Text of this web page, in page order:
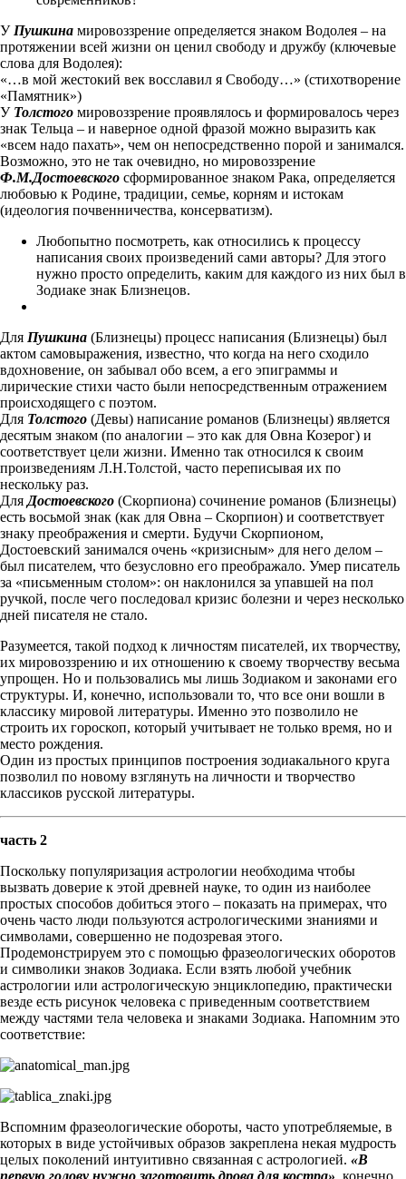
УПушкина мировоззрение определяется знаком Водолея – на
протяжении всей жизни он ценил свободу и дружбу (ключевые
слова для Водолея):
«…в мой жестокий век восславил я Свободу…» (стихотворение
«Памятник»)
УТолстого мировоззрение проявлялось и формировалось через
знак Тельца – и наверное одной фразой можно выразить как
«всем надо пахать», чем он непосредственно порой и занимался.
Возможно, это не так очевидно, но мировоззрение
Ф.М.Достоевского сформированное знаком Рака, определяется
любовью к Родине, традиции, семье, корням и истокам
(идеология почвенничества, консерватизм).
Любопытно посмотреть, как относились к процессу
написания своих произведений сами авторы? Для этого
нужно просто определить, каким для каждого из них был в
Зодиаке знак Близнецов.
Для Пушкина (Близнецы) процесс написания (Близнецы) был
актом самовыражения, известно, что когда на него сходило
вдохновение, он забывал обо всем, а его эпиграммы и
лирические стихи часто были непосредственным отражением
происходящего с поэтом.
Для Толстого (Девы) написание романов (Близнецы) является
десятым знаком (по аналогии – это как для Овна Козерог) и
соответствует цели жизни. Именно так относился к своим
произведениям Л.Н.Толстой, часто переписывая их по
нескольку раз.
Для Достоевского (Скорпиона) сочинение романов (Близнецы)
есть восьмой знак (как для Овна – Скорпион) и соответствует
знаку преображения и смерти. Будучи Скорпионом,
Достоевский занимался очень «кризисным» для него делом –
был писателем, что безусловно его преображало. Умер писатель
за «письменным столом»: он наклонился за упавшей на пол
ручкой, после чего последовал кризис болезни и через несколько
дней писателя не стало.
Разумеется, такой подход к личностям писателей, их творчеству,
их мировоззрению и их отношению к своему творчеству весьма
упрощен. Но и пользовались мы лишь Зодиаком и законами его
структуры. И, конечно, использовали то, что все они вошли в
классику мировой литературы. Именно это позволило не
строить их гороскоп, который учитывает не только время, но и
место рождения.
Один из простых принципов построения зодиакального круга
позволил по новому взглянуть на личности и творчество
классиков русской литературы.
часть 2
Поскольку популяризация астрологии необходима чтобы
вызвать доверие к этой древней науке, то один из наиболее
простых способов добиться этого – показать на примерах, что
очень часто люди пользуются астрологическими знаниями и
символами, совершенно не подозревая этого.
Продемонстрируем это с помощью фразеологических оборотов
и символики знаков Зодиака. Если взять любой учебник
астрологии или астрологическую энциклопедию, практически
везде есть рисунок человека с приведенным соответствием
между частями тела человека и знаками Зодиака. Напомним это
соответствие:
Вспомним фразеологические обороты, часто употребляемые, в
которых в виде устойчивых образов закреплена некая мудрость
целых поколений интуитивно связанная с астрологией. «В
первую голову нужно заготовить дрова для костра», конечно